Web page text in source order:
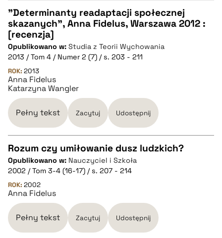
CZYSTY TEKST
pobierz cytat
BIBTEX
pobierz cytat
"Determinanty readaptacji społecznej
skazanych", Anna Fidelus, Warszawa 2012 :
[recenzja]
Opublikowano w: Studia z Teorii Wychowania
2013 / Tom 4 / Numer 2 (7) / s. 203 - 211
ROK: 2013
Anna Fidelus
Katarzyna Wangler
Pełny tekst Zacytuj Udostępnij
CZYSTY TEKST
pobierz cytat
Rozum czy umiłowanie dusz ludzkich?
Opublikowano w: Nauczyciel i Szkoła
2002 / Tom 3-4 (16-17) / s. 207 - 214
ROK: 2002
Anna Fidelus
Pełny tekst Zacytuj Udostępnij